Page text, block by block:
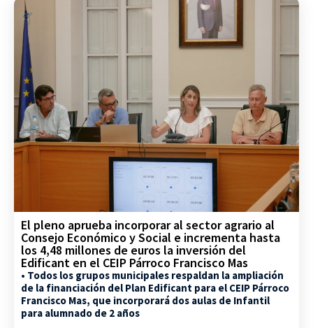
El pleno aprueba incorporar al sector agrario al
Consejo Económico y Social e incrementa hasta
los 4,48 millones de euros la inversión del
Edificant en el CEIP Párroco Francisco Mas
• Todos los grupos municipales respaldan la ampliación
de la financiación del Plan Edificant para el CEIP Párroco
Francisco Mas, que incorporará dos aulas de Infantil
para alumnado de 2 años